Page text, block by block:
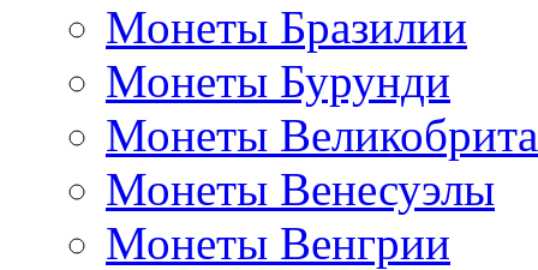
Монеты Бразилии
Монеты Бурунди
Монеты
Монеты Венесуэлы
Монеты Венгрии